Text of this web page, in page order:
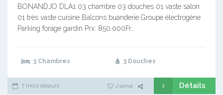
BONANDJO DLA1 03 chambre 03 douches 01 vaste salon
01 très vaste cuisine Balcons buanderie Groupe électrogène
Parking forage gardin Prx: 850.000Fr…
3 Chambres 3 Douches
7 mois depuis J'aime Détails